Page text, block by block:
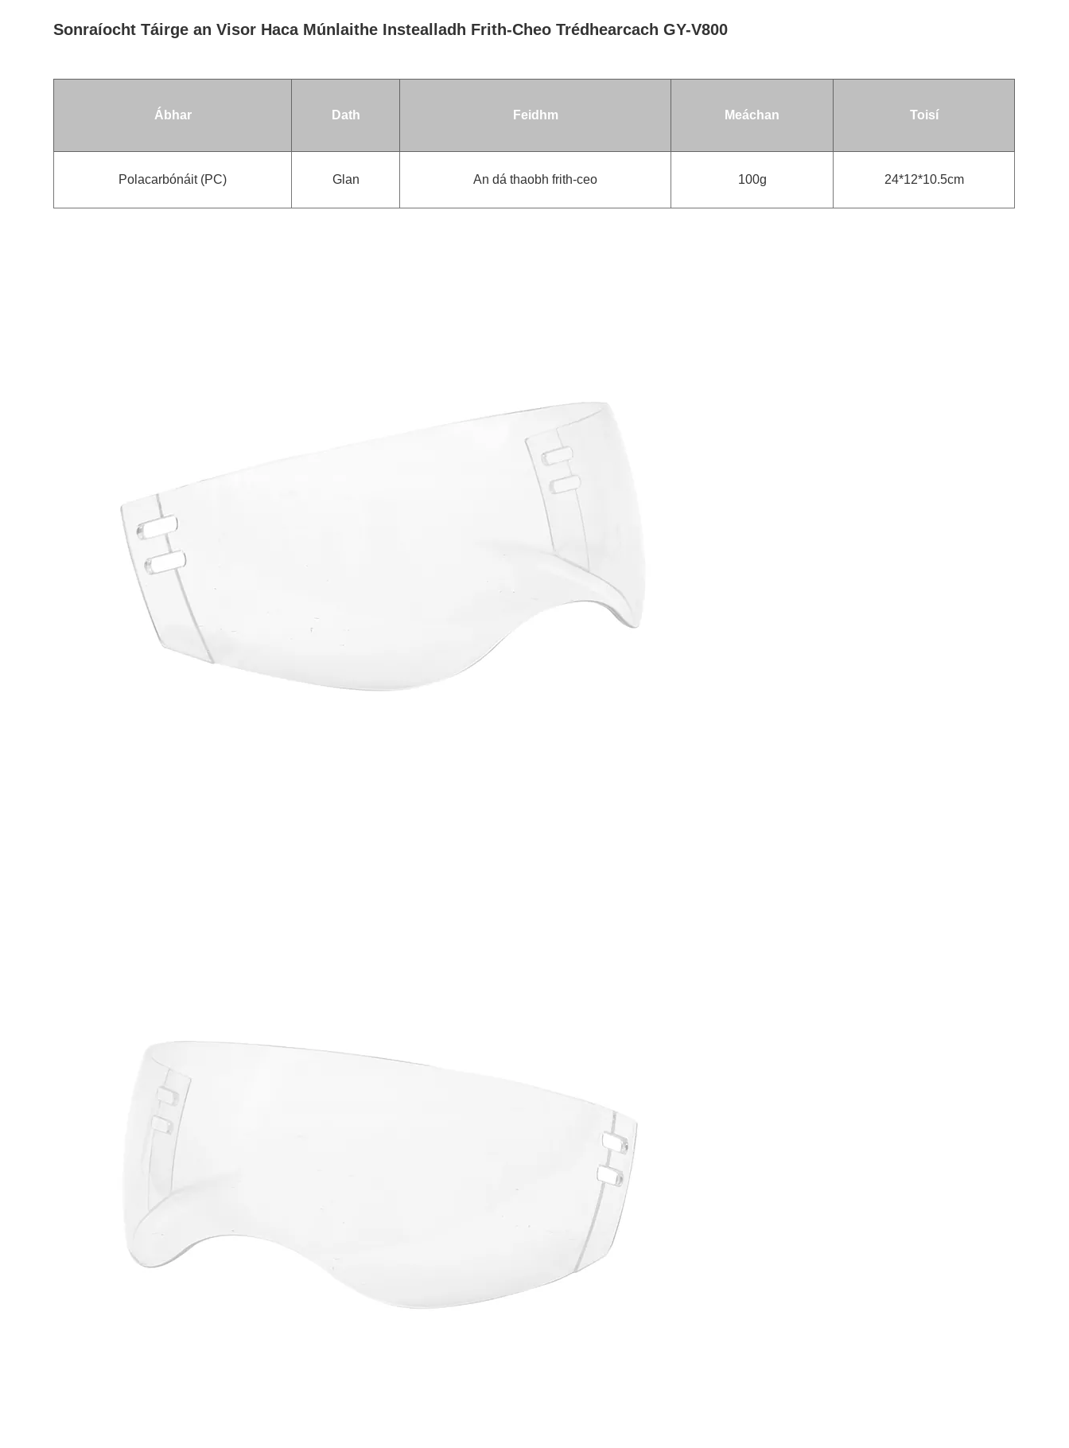
Sonraíocht Táirge an Visor Haca Múnlaithe Instealladh Frith-Cheo Trédhearcach GY-V800
Ábhar Dath Feidhm Meáchan Toisí
Polacarbónáit (PC) Glan An dá thaobh frith-ceo 100g 24*12*10.5cm